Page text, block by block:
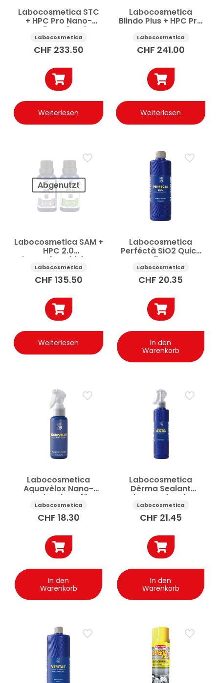
Labocosmetica STC
+ HPC Pro Nano-
Keramikversiegelung
Auto Kit 50 ml
Labocosmetica
CHF 233.50
Weiterlesen
Labocosmetica
Blindo Plus + HPC Pro
Keramikbeschichtung
Auto Kit 30 ml
Labocosmetica
CHF 241.00
Weiterlesen
Abgenutzt
Labocosmetica SAM +
HPC 2.0
Fahrzeugbeschichtung
Monolayer Kit 30 ml
Labocosmetica
CHF 135.50
Weiterlesen
Labocosmetica
Perféctà SiO2 Quick
Detailer Auto
Keramik SiO2 500 ml
Labocosmetica
CHF 20.35
In den
Warenkorb
Labocosmetica
Aquavèlox Nano-
Versiegelung für
Autoscheiben 100 ml
Labocosmetica
CHF 18.30
In den
Warenkorb
Labocosmetica
Dèrma Sealant
Leder-Versiegelung
Auto 250 ml
Labocosmetica
CHF 21.45
In den
Warenkorb